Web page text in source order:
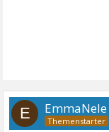
E EmmaNele